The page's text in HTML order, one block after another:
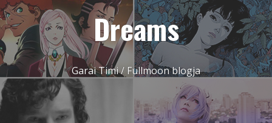
Dreams
Garai Timi / Fullmoon blogja